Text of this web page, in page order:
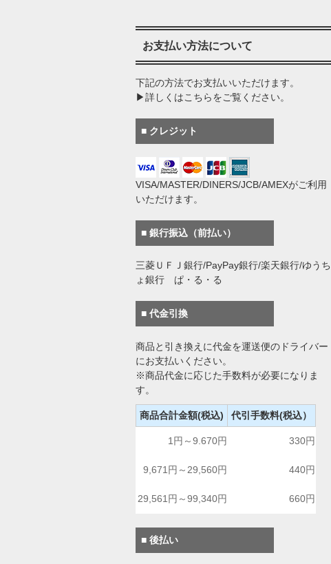
お支払い方法について
下記の方法でお支払いいただけます。
▶詳しくはこちらをご覧ください。
■ クレジット
VISA/MASTER/DINERS/JCB/AMEXがご利用
いただけます。
■ 銀行振込（前払い）
三菱ＵＦＪ銀行/PayPay銀行/楽天銀行/ゆうち
ょ銀行 ぱ・る・る
■ 代金引換
商品と引き換えに代金を運送便のドライバー
にお支払いください。
※商品代金に応じた手数料が必要になりま
す。
商品合計金額(税込) 代引手数料(税込）
1円～9.670円 330円
9,671円～29,560円 440円
29,561円～99,340円 660円
■ 後払い